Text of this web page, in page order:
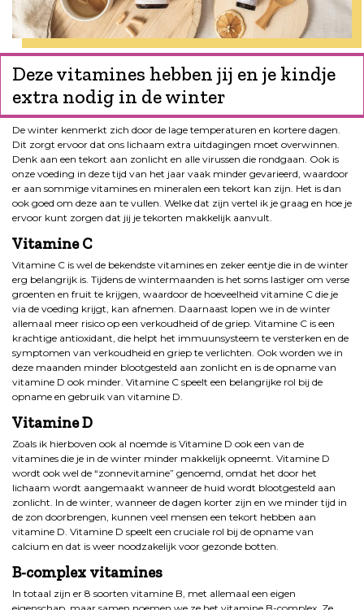
Deze vitamines hebben jij en je kindje
extra nodig in de winter
De winter kenmerkt zich door de lage temperaturen en kortere dagen.
Dit zorgt ervoor dat ons lichaam extra uitdagingen moet overwinnen.
Denk aan een tekort aan zonlicht en alle virussen die rondgaan. Ook is
onze voeding in deze tijd van het jaar vaak minder gevarieerd, waardoor
er aan sommige vitamines en mineralen een tekort kan zijn. Het is dan
ook goed om deze aan te vullen. Welke dat zijn vertel ik je graag en hoe je
ervoor kunt zorgen dat jij je tekorten makkelijk aanvult.
Vitamine C
Vitamine C is wel de bekendste vitamines en zeker eentje die in de winter
erg belangrijk is. Tijdens de wintermaanden is het soms lastiger om verse
groenten en fruit te krijgen, waardoor de hoeveelheid vitamine C die je
via de voeding krijgt, kan afnemen. Daarnaast lopen we in de winter
allemaal meer risico op een verkoudheid of de griep. Vitamine C is een
krachtige antioxidant, die helpt het immuunsysteem te versterken en de
symptomen van verkoudheid en griep te verlichten. Ook worden we in
deze maanden minder blootgesteld aan zonlicht en is de opname van
vitamine D ook minder. Vitamine C speelt een belangrijke rol bij de
opname en gebruik van vitamine D.
Vitamine D
Zoals ik hierboven ook al noemde is Vitamine D ook een van de
vitamines die je in de winter minder makkelijk opneemt. Vitamine D
wordt ook wel de “zonnevitamine” genoemd, omdat het door het
lichaam wordt aangemaakt wanneer de huid wordt blootgesteld aan
zonlicht. In de winter, wanneer de dagen korter zijn en we minder tijd in
de zon doorbrengen, kunnen veel mensen een tekort hebben aan
vitamine D. Vitamine D speelt een cruciale rol bij de opname van
calcium en dat is weer noodzakelijk voor gezonde botten.
B-complex vitamines
In totaal zijn er 8 soorten vitamine B, met allemaal een eigen